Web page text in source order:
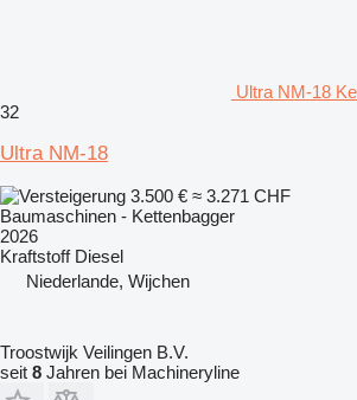
Ultra NM-18
32
Ultra NM-18
3.500 € ≈ 3.271 CHF
Baumaschinen - Kettenbagger
2026
Kraftstoff Diesel
Niederlande, Wijchen
Troostwijk Veilingen B.V.
seit 8 Jahren bei Machineryline